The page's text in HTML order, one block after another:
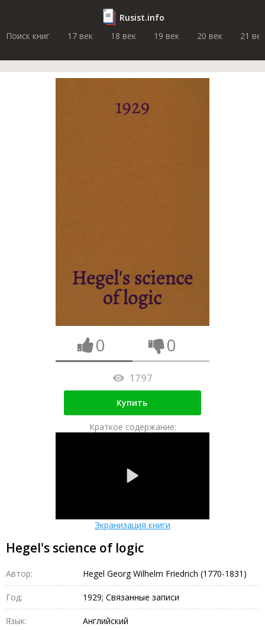
Rusist.info
Поиск книг
17 век 18 век 19 век 20 век 21 век
0 0
1797
Купить
Краткое содержание:
Экранизация книги
Hegel's science of logic
Автор: Hegel Georg Wilhelm Friedrich (1770-1831)
Год: 1929; Связанные записи
Язык: Английский